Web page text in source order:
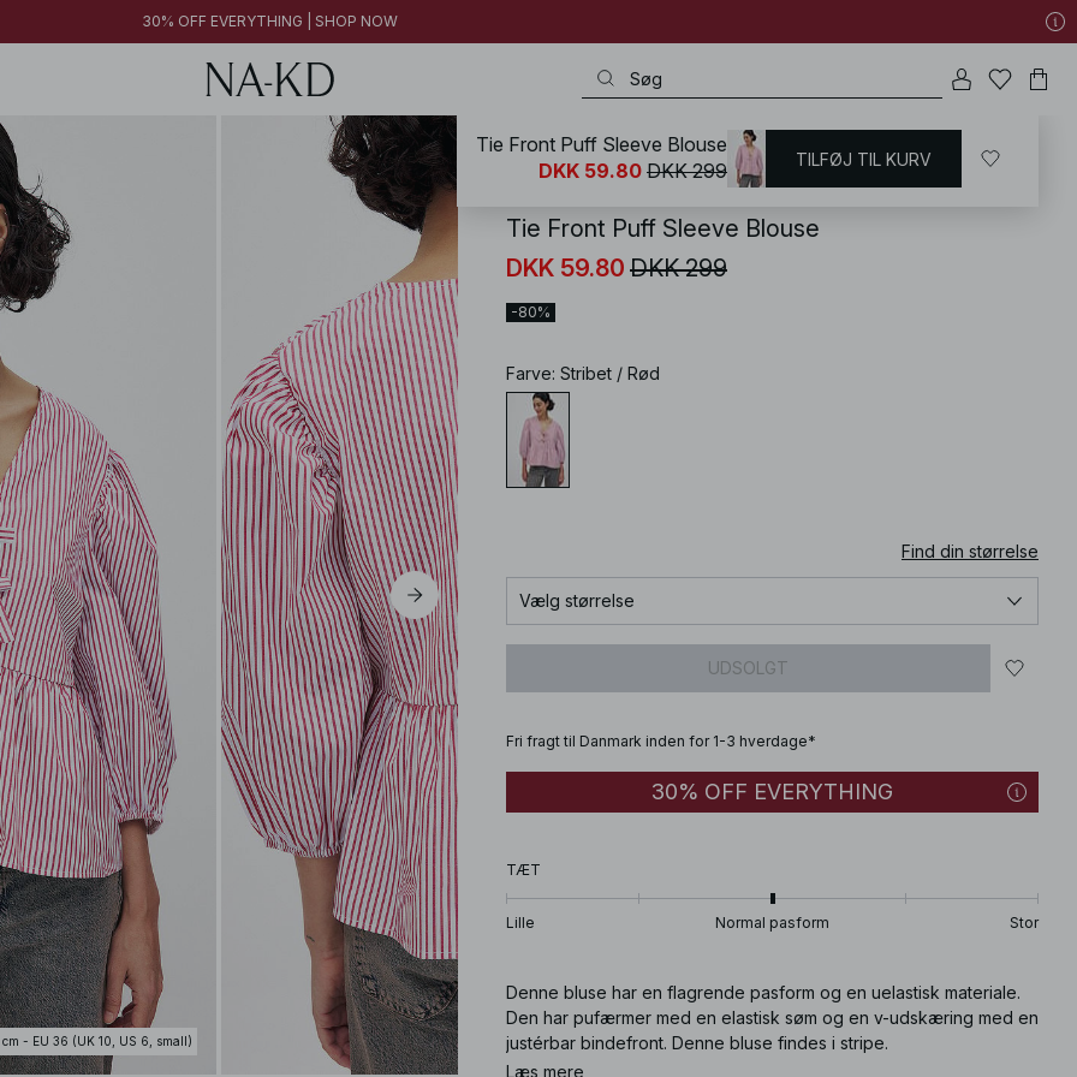
30% OFF EVERYTHING | SHOP NOW
cm - EU 36 (UK 10, US 6, small)
NA-KD / Skjorter & Bluser / Bluser Bluser med sløjfer
Tie Front Puff Sleeve Blouse
DKK 59.80 DKK 299
-80%
Farve: Stribet / Rød
Find din størrelse
Vælg størrelse
UDSOLGT
Fri fragt til Danmark inden for 1-3 hverdage*
30% OFF EVERYTHING
TÆT
Lille Normal pasform Stor
Denne bluse har en flagrende pasform og en uelastisk materiale.
Den har pufærmer med en elastisk søm og en v-udskæring med en
justérbar bindefront. Denne bluse findes i stripe.
Læs mere
Tie Front Puff Sleeve Blouse
DKK 59.80 DKK 299 TILFØJ TIL KURV